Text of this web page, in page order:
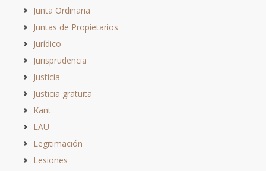
Junta Ordinaria
Juntas de Propietarios
Jurídico
Jurisprudencia
Justicia
Justicia gratuita
Kant
LAU
Legitimación
Lesiones